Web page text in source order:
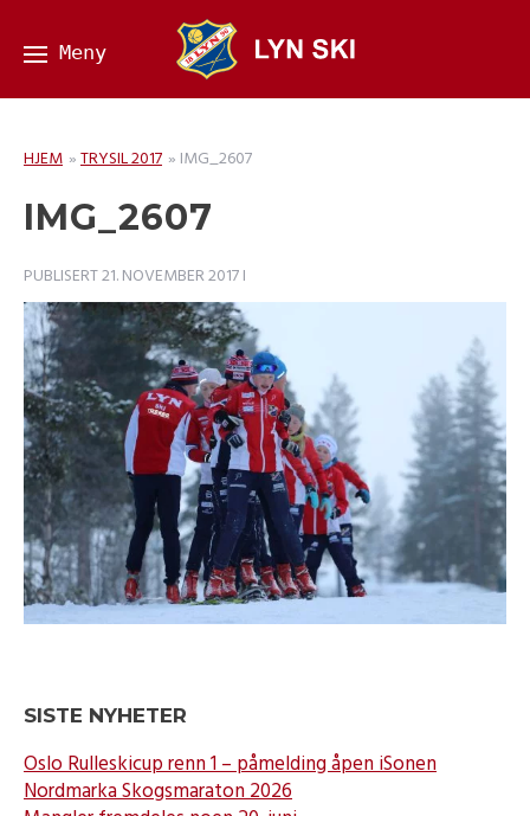
HJEM »TRYSIL 2017 » IMG_2607
IMG_2607
PUBLISERT21. NOVEMBER 2017I
SISTE NYHETER
Oslo Rulleskicup renn 1 – påmelding åpen iSonen
Nordmarka Skogsmaraton 2026